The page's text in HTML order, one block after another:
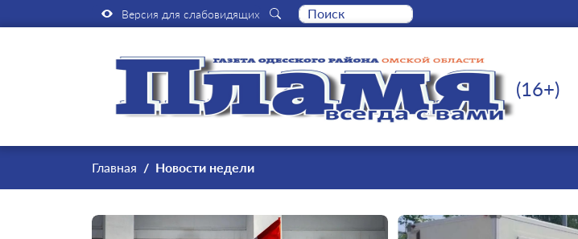
Версия для слабовидящих
(16+)
Главная Новости недели